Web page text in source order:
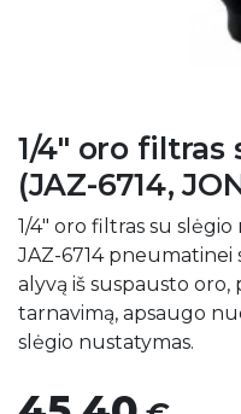
1/4" oro
(JAZ-6714,
1/4" oro filtras su
JAZ-6714 pneumatinei
alyvą iš suspausto
tarnavimą, apsaugo
slėgio nustatymas.